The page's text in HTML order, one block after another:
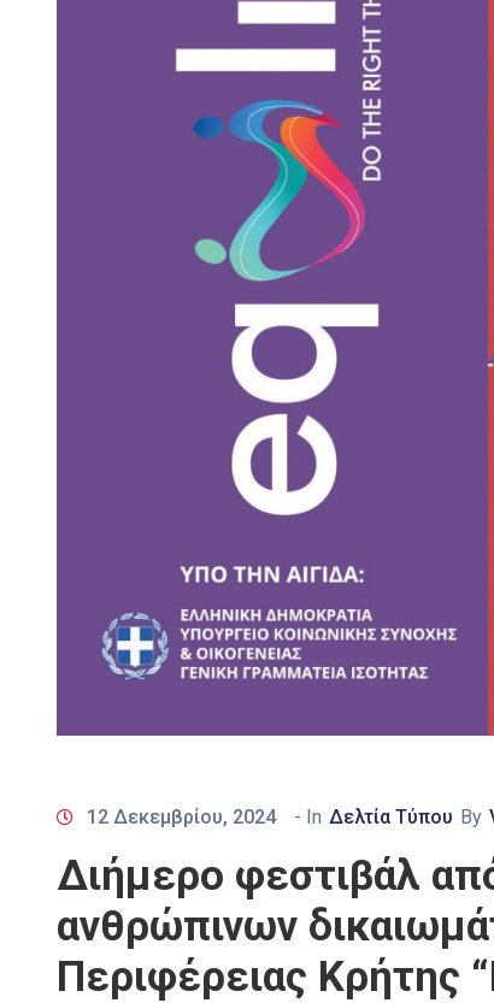
12 Δεκεμβρίου, 2024 - In Δελτία Τύπου By
Διήμερο φεστιβάλ
ανθρώπινων
Περιφέρειας Κρήτης